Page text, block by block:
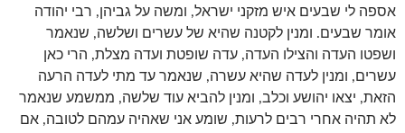
אספה לי שבעים איש מזקני ישראל, ומשה על גביהן, רבי יהודה
אומר שבעים. ומנין לקטנה שהיא של עשרים ושלשה, שנאמר
ושפטו העדה והצילו העדה, עדה שופטת ועדה מצלת, הרי כאן
עשרים, ומנין לעדה שהיא עשרה, שנאמר עד מתי לעדה הרעה
הזאת, יצאו יהושע וכלב, ומנין להביא עוד שלשה, ממשמע שנאמר
לא תהיה אחרי רבים לרעות, שומע אני שאהיה עמהם לטובה, אם